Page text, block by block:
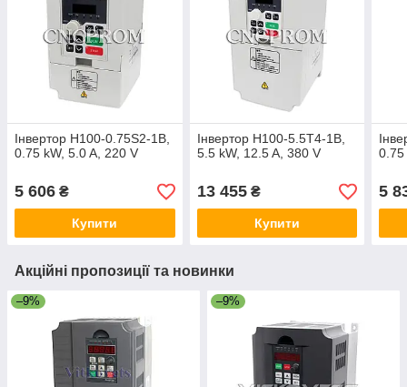
Інвертор H100-0.75S2-1B,
0.75 kW, 5.0 A, 220 V
5 606 ₴
Купити
Інвертор H100-5.5T4-1B,
5.5 kW, 12.5 A, 380 V
13 455₴
Купити
0.75
5
Акційні пропозиції та новинки
–9% –9%